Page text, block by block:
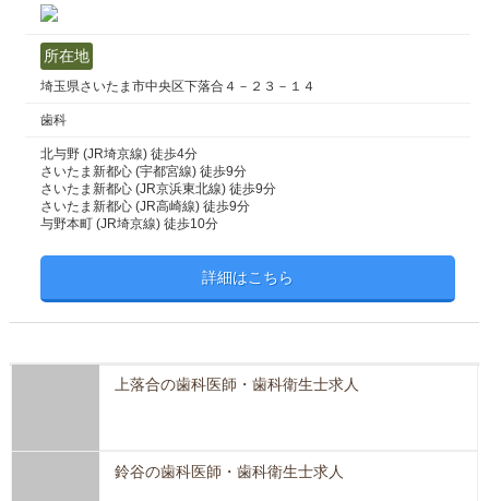
所在地
埼玉県さいたま市中央区下落合４－２３－１４
歯科
北与野 (JR埼京線) 徒歩4分
さいたま新都心 (宇都宮線) 徒歩9分
さいたま新都心 (JR京浜東北線) 徒歩9分
さいたま新都心 (JR高崎線) 徒歩9分
与野本町 (JR埼京線) 徒歩10分
詳細はこちら
上落合の歯科医師・歯科衛生士求人
鈴谷の歯科医師・歯科衛生士求人